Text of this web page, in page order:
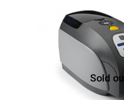
Sold out